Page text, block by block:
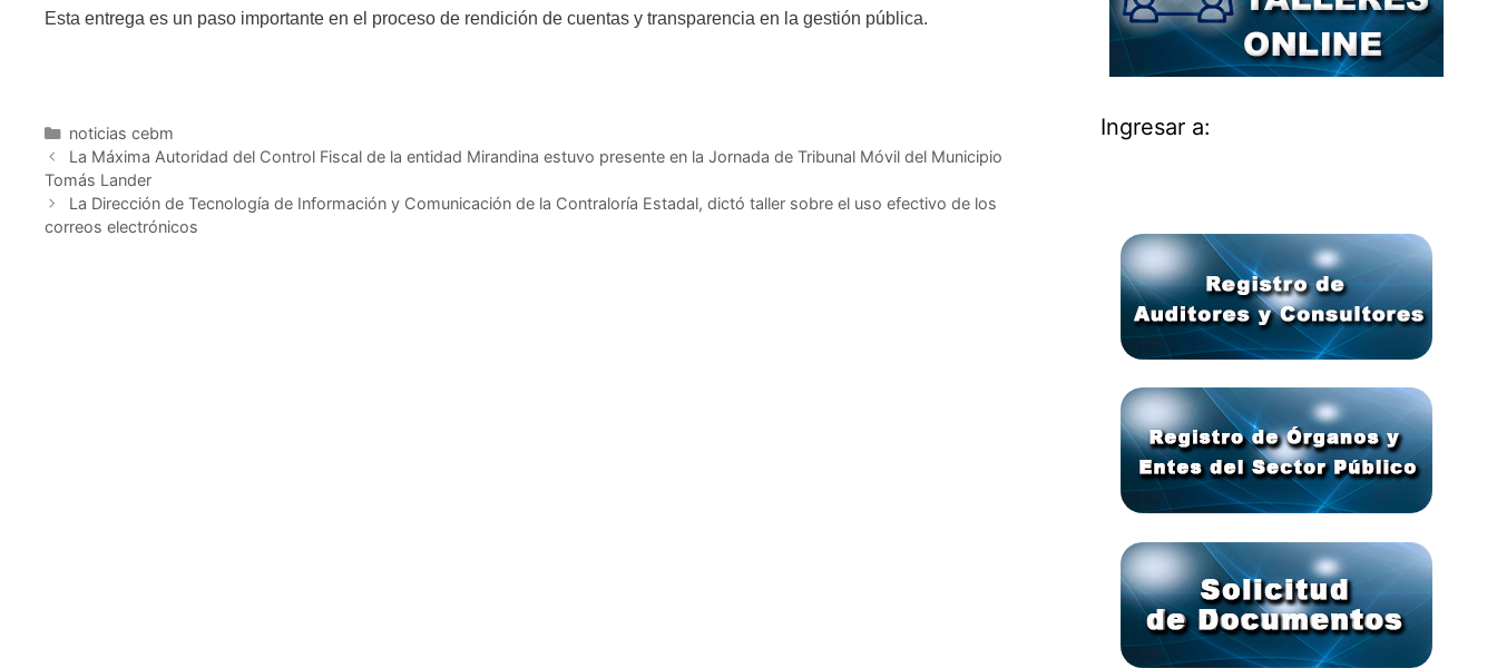
Esta entrega es un paso importante en el proceso de rendición de cuentas y transparencia en la gestión pública.
noticias cebm
La Máxima Autoridad del Control Fiscal de la entidad Mirandina estuvo presente en la Jornada de Tribunal Móvil del Municipio
Tomás Lander
La Dirección de Tecnología de Información y Comunicación de la Contraloría Estadal, dictó taller sobre el uso efectivo de los
correos electrónicos
Ingresar a: